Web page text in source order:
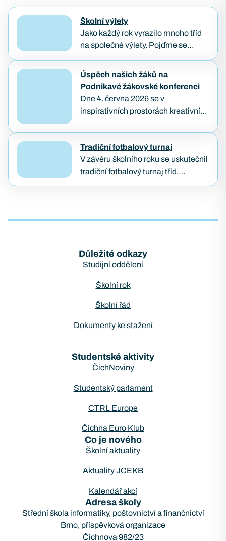
Školní výlety
Jako každý rok vyrazilo mnoho tříd
na společné výlety. Pojďme se
roku naši studenti prožívali. Třídenní
výlet IT3A a BP1B…
Úspěch našich žáků na
Podnikavé žákovské konferenci
Dne 4. června 2026 se v
inspirativních prostorách kreativního
Podnikavá žákovská konference,
kterou každoročně pořádá
organizace Lipka. Tato konference
je zaměřena na podporu
Tradiční fotbalový turnaj
V závěru školního roku se uskutečnil
tradiční fotbalový turnaj tříd.
Důležité odkazy
Studijní oddělení
Školní rok
Školní řád
Dokumenty ke stažení
Studentské aktivity
ČichNoviny
Studentský parlament
CTRL Europe
Čichna Euro Klub
Co je nového
Školní aktuality
Aktuality JCEKB
Kalendář akcí
Adresa školy
Střední škola informatiky, poštovnictví a finančnictví
Brno, příspěvková organizace
Čichnova 982/23